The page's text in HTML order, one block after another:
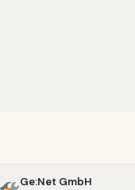
Ge:Net GmbH